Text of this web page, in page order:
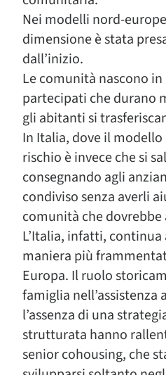
Nei modelli nord-
dimensione è stata
dall’inizio.
Le comunità nascono
partecipati che durano
gli abitanti si
In Italia, dove il
rischio è invece che si
consegnando agli
condiviso senza averli
comunità che
L’Italia, infatti,
maniera più
Europa. Il ruolo
famiglia nell’assistenza
l’assenza di una
strutturata hanno
senior cohousing, che